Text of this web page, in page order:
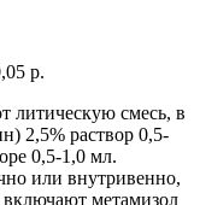
р.
литическую смесь, в
2,5% раствор 0,5-
0,5-1,0 мл.
или внутривенно,
включают метамизол